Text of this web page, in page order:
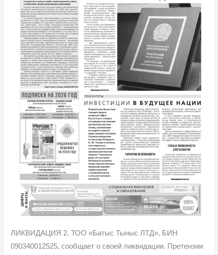
ЛИКВИДАЦИЯ 2. ТОО «Батыс Тыныс ЛТД», БИН
090340012525, сообщает о своей ликвидации. Претензии